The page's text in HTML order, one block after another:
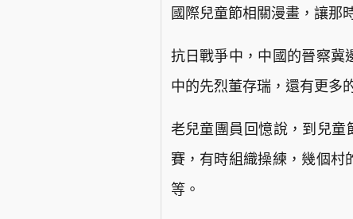
國際兒童節相關漫畫，讓
抗日戰爭中，中國的晉察冀
中的先烈董存瑞，還有更多
老兒童團員回憶說，到兒童
賽，有時組織操練，幾個村
等。